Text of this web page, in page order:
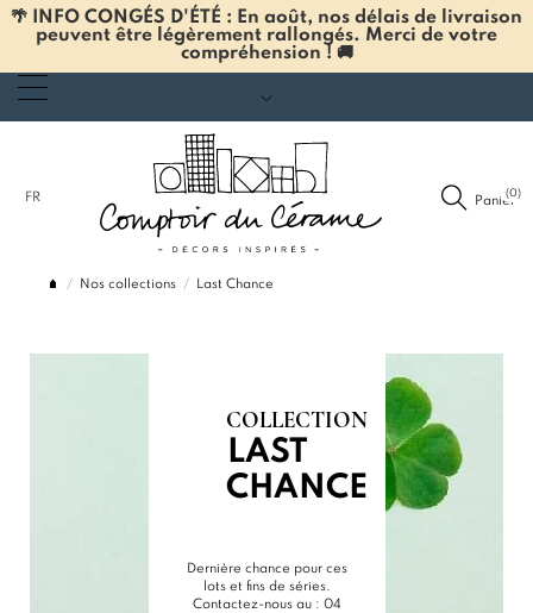
🌴 INFO CONGÉS D'ÉTÉ : En août, nos délais de livraison
peuvent être légèrement rallongés. Merci de votre
compréhension ! 🚚
FR Panier
(0)
Nos collections Last Chance
COLLECTION
LAST
CHANCE
Dernière chance pour ces
lots et fins de séries.
Contactez-nous au : 04